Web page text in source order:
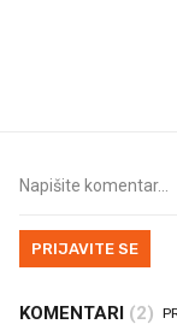
PRIJAVITE SE
KOMENTARI (2)